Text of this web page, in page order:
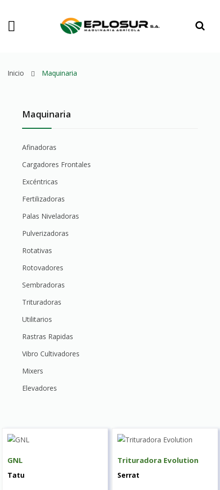
Inicio Maquinaria
Maquinaria
Afinadoras
Cargadores Frontales
Excéntricas
Fertilizadoras
Palas Niveladoras
Pulverizadoras
Rotativas
Rotovadores
Sembradoras
Trituradoras
Utilitarios
Rastras Rapidas
Vibro Cultivadores
Mixers
Elevadores
GNL
Tatu
Trituradora Evolution
Serrat